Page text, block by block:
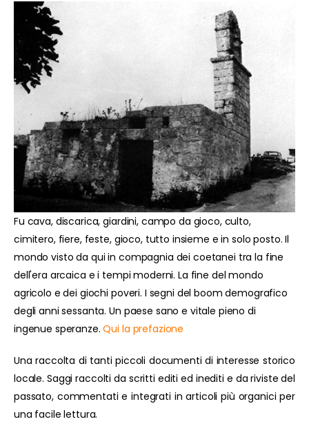
Fu cava, discarica, giardini, campo da gioco, culto,
cimitero, fiere, feste, gioco, tutto insieme e in solo posto. Il
mondo visto da qui in compagnia dei coetanei tra la fine
dell'era arcaica e i tempi moderni. La fine del mondo
agricolo e dei giochi poveri. I segni del boom demografico
degli anni sessanta. Un paese sano e vitale pieno di
ingenue speranze.Qui la prefazione
Una raccolta di tanti piccoli documenti di interesse storico
locale. Saggi raccolti da scritti editi ed inediti e da riviste del
passato, commentati e integrati in articoli più organici per
una facile lettura.